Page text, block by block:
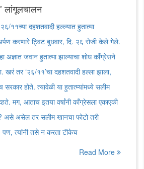
लांगूलचालन
११च्या दहशतवादी हल्ल्यात हुतात्मा
करणारे ट्विट बुधवार, दि. २६ रोजी केले गेले.
अज्ञात जवान हुतात्मा झाल्याचा शोध काँग्रेसने
खरं तर ‘२६/११’चा दहशतवादी हल्ला झाला,
सरकार होते. त्यावेळी या हुतात्म्यांमध्ये सलीम
मग, आताच इतया वर्षांनी काँग्रेसला एकाएकी
असेल तर सलीम खानचा फोटो तरी
पण, त्यांनी तसे न करता टीकेच
Read More